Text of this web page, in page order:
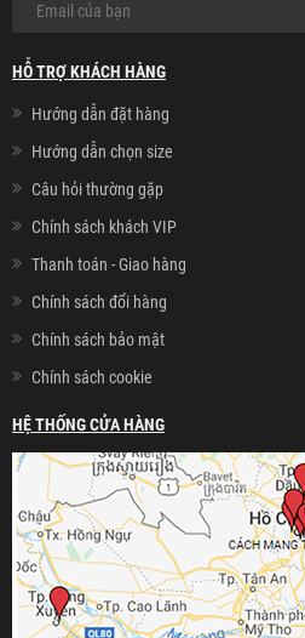
HỖ TRỢ KHÁCH HÀNG
Hướng dẫn đặt hàng
Hướng dẫn chọn size
Câu hỏi thường gặp
Chính sách khách VIP
Thanh toán - Giao hàng
Chính sách đổi hàng
Chính sách bảo mật
Chính sách cookie
HỆ THỐNG CỬA HÀNG